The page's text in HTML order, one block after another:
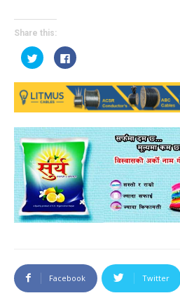
Share this:
Click
to
share
on
(Opens
in
new
Click
to
on
Facebook
(Opens
in
new
Facebook Twitter